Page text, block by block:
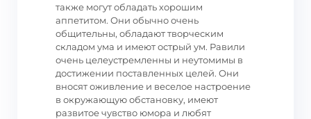
также могут обладать хорошим
аппетитом. Они обычно очень
общительны, обладают творческим
складом ума и имеют острый ум. Равили
очень целеустремленны и неутомимы в
достижении поставленных целей. Они
вносят оживление и веселое настроение
в окружающую обстановку, имеют
развитое чувство юмора и любят